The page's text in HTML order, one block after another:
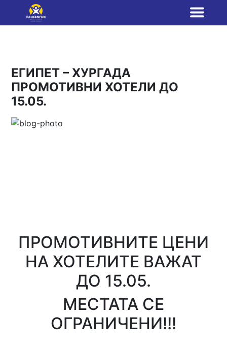
ЕГИПЕТ – ХУРГАДА
ПРОМОТИВНИ ХОТЕЛИ ДО
15.05.
ПРОМОТИВНИТЕ ЦЕНИ
НА ХОТЕЛИТЕ ВАЖАТ
ДО 15.05.
МЕСТАТА СЕ
ОГРАНИЧЕНИ!!!